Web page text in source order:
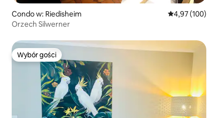
Condo w: Riedisheim Średnia
4,97 (100)
Orzech Silwerner
Wybór gości
Wybór gości